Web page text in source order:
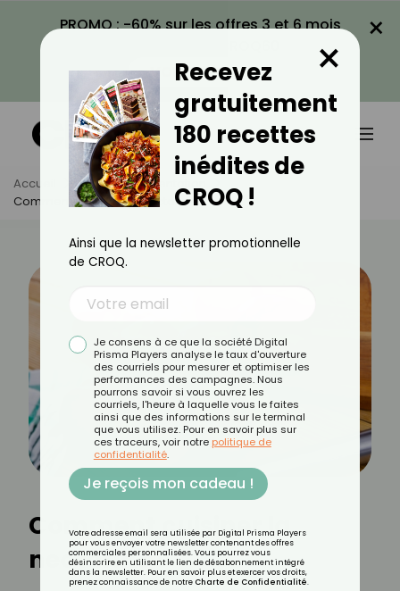
PROMO : -60% sur les offres 3 et 6 mois
VOIR LA PROMO
×
Accueil Actus
Alimentation
Comment Cuisiner La Nectarine ?
Comment cuisiner la
nectarine ?
Recevez
gratuitement
180 recettes
inédites de
CROQ !
×
Ainsi que la newsletter promotionnelle
de CROQ.
Je consens à ce que la société Digital
Prisma Players analyse le taux d'ouverture
des courriels pour mesurer et optimiser les
performances des campagnes. Nous
pourrons savoir si vous ouvrez les
courriels, l'heure à laquelle vous le faites
ainsi que des informations sur le terminal
que vous utilisez. Pour en savoir plus sur
ces traceurs, voir notre politique de
confidentialité.
Je reçois mon cadeau !
Votre adresse email sera utilisée par Digital Prisma Players
pour vous envoyer votre newsletter contenant des offres
commerciales personnalisées. Vous pourrez vous
désinscrire en utilisant le lien de désabonnement intégré
dans la newsletter. Pour en savoir plus et exercer vos droits,
prenez connaissance de notre Charte de Confidentialité.